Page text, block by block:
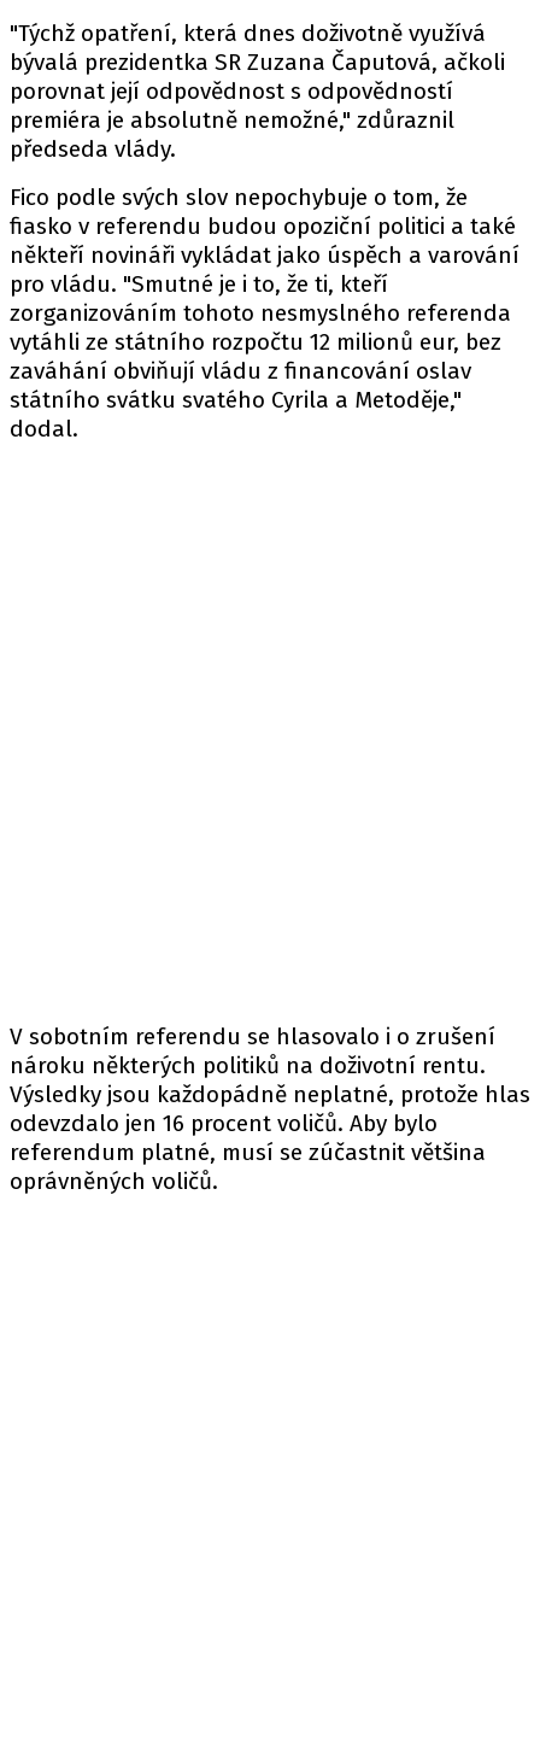
"Týchž opatření, která dnes doživotně využívá
bývalá prezidentka SR Zuzana Čaputová, ačkoli
porovnat její odpovědnost s odpovědností
premiéra je absolutně nemožné," zdůraznil
předseda vlády.
Fico podle svých slov nepochybuje o tom, že
fiasko v referendu budou opoziční politici a také
někteří novináři vykládat jako úspěch a varování
pro vládu. "Smutné je i to, že ti, kteří
zorganizováním tohoto nesmyslného referenda
vytáhli ze státního rozpočtu 12 milionů eur, bez
zaváhání obviňují vládu z financování oslav
státního svátku svatého Cyrila a Metoděje,"
dodal.
V sobotním referendu se hlasovalo i o zrušení
nároku některých politiků na doživotní rentu.
Výsledky jsou každopádně neplatné, protože hlas
odevzdalo jen 16 procent voličů. Aby bylo
referendum platné, musí se zúčastnit většina
oprávněných voličů.